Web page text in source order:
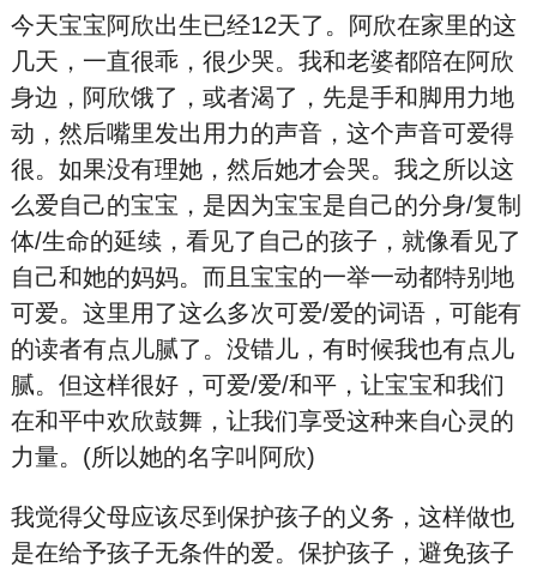
今天宝宝阿欣出生已经12天了。阿欣在家里的这
几天，一直很乖，很少哭。我和老婆都陪在阿欣
身边，阿欣饿了，或者渴了，先是手和脚用力地
动，然后嘴里发出用力的声音，这个声音可爱得
很。如果没有理她，然后她才会哭。我之所以这
么爱自己的宝宝，是因为宝宝是自己的分身/复制
体/生命的延续，看见了自己的孩子，就像看见了
自己和她的妈妈。而且宝宝的一举一动都特别地
可爱。这里用了这么多次可爱/爱的词语，可能有
的读者有点儿腻了。没错儿，有时候我也有点儿
腻。但这样很好，可爱/爱/和平，让宝宝和我们
在和平中欢欣鼓舞，让我们享受这种来自心灵的
力量。(所以她的名字叫阿欣)
我觉得父母应该尽到保护孩子的义务，这样做也
是在给予孩子无条件的爱。保护孩子，避免孩子